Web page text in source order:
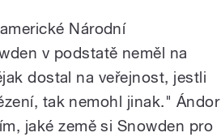
Národní
v podstatě neměl na
dostal na veřejnost, jestli
tak nemohl jinak." Ándor
jaké země si Snowden pro